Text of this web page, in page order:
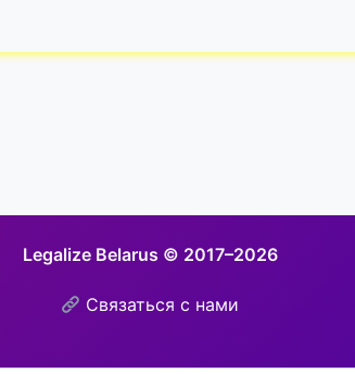
Legalize Belarus © 2017–2026
Связаться с нами